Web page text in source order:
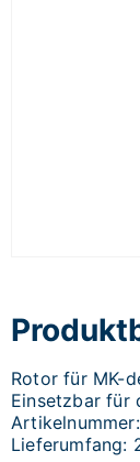
Rotor für MK-
Einsetzbar für
Lieferumfang: